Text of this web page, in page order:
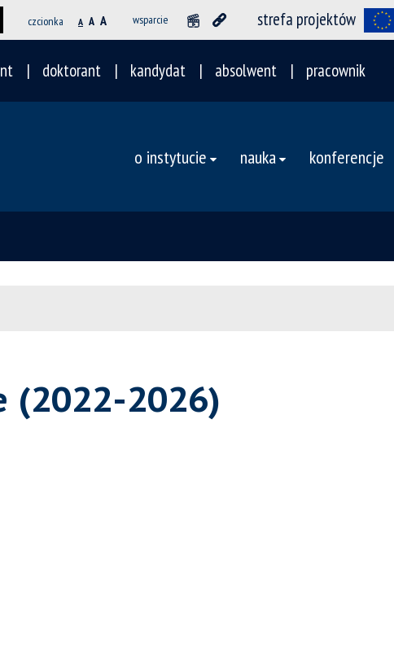
czcionka A A A wsparcie strefa projektów
doktorant kandydat absolwent pracownik
o instytucie nauka konferencje
(2022-2026)